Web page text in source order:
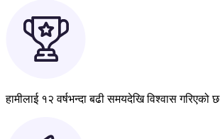
हामीलाई १२ वर्षभन्दा बढी समयदेखि विश्वास गरिएको छ